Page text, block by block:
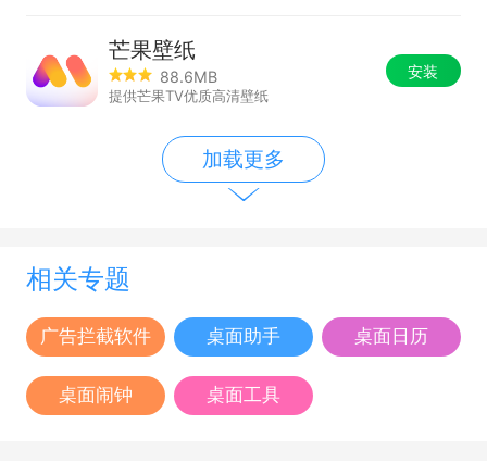
芒果壁纸
88.6MB
提供芒果TV优质高清壁纸
安装
加载更多
相关专题
广告拦截软件 桌面助手 桌面日历
桌面闹钟 桌面工具